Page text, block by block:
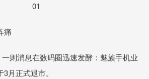
01
痛
则消息在数码圈迅速发酵：魅族手机业
月正式退市。